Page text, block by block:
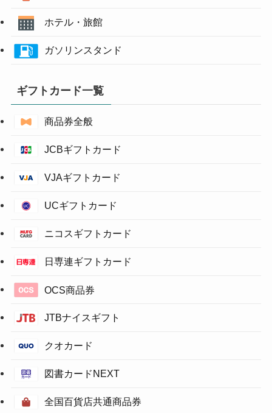
ギフトカード一覧
商品券全般
JCBギフトカード
VJAギフトカード
UCギフトカード
ニコスギフトカード
日専連ギフトカード
OCS商品券
JTBナイスギフト
クオカード
図書カードNEXT
全国百貨店共通商品券
ホテル・旅館
ガソリンスタンド